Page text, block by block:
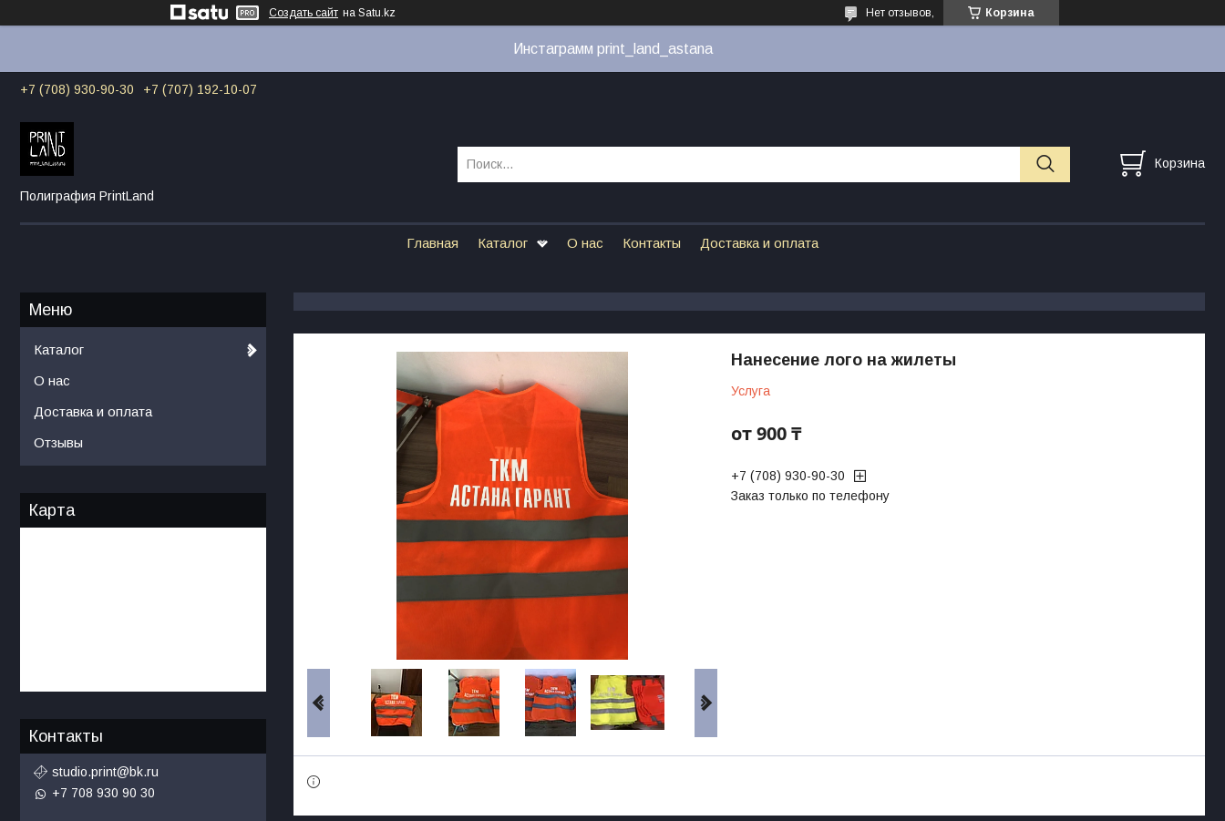
Создать сайт на Satu.kz Корзина
Нет отзывов,
Инстаграмм print_land_astana
+7 (708) 930-90-30 +7 (707) 192-10-07
Полиграфия PrintLand
Корзина
Главная Каталог О нас Контакты Доставка и оплата
Нанесение лого на жилеты
Услуга
от900 ₸
+7 (708) 930-90-30
Заказ только по телефону
Каталог
О нас
Доставка и оплата
Отзывы
Карта
Контакты
studio.print@bk.ru
+7 708 930 90 30